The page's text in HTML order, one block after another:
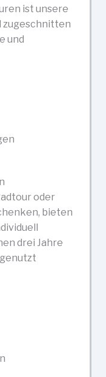
ist unsere
zugeschnitten
und
oder
bieten
drei Jahre